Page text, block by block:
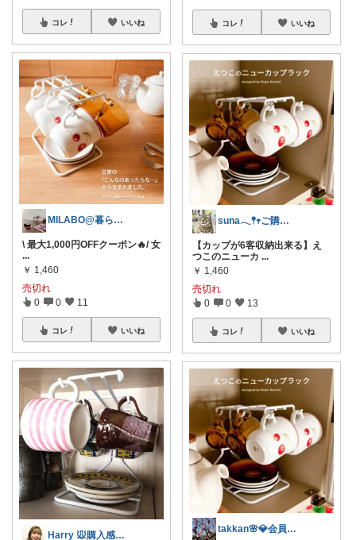
コレ いいね
MILABO@暮らしと健康´-
\ 最大1,000円OFFクーポン🔥/ 女
...
￥ 1,460
売切れ
0 0 11
コレ いいね
Harry 🐭購入感謝💕
コレ いいね
suna𓂃𖤥𖥧ご購入感謝´`*
【カップが6客収納出来る】え
つこのニューカ ...
￥ 1,460
売切れ
0 0 13
コレ いいね
takkan🌸💎会員いいね経由感謝